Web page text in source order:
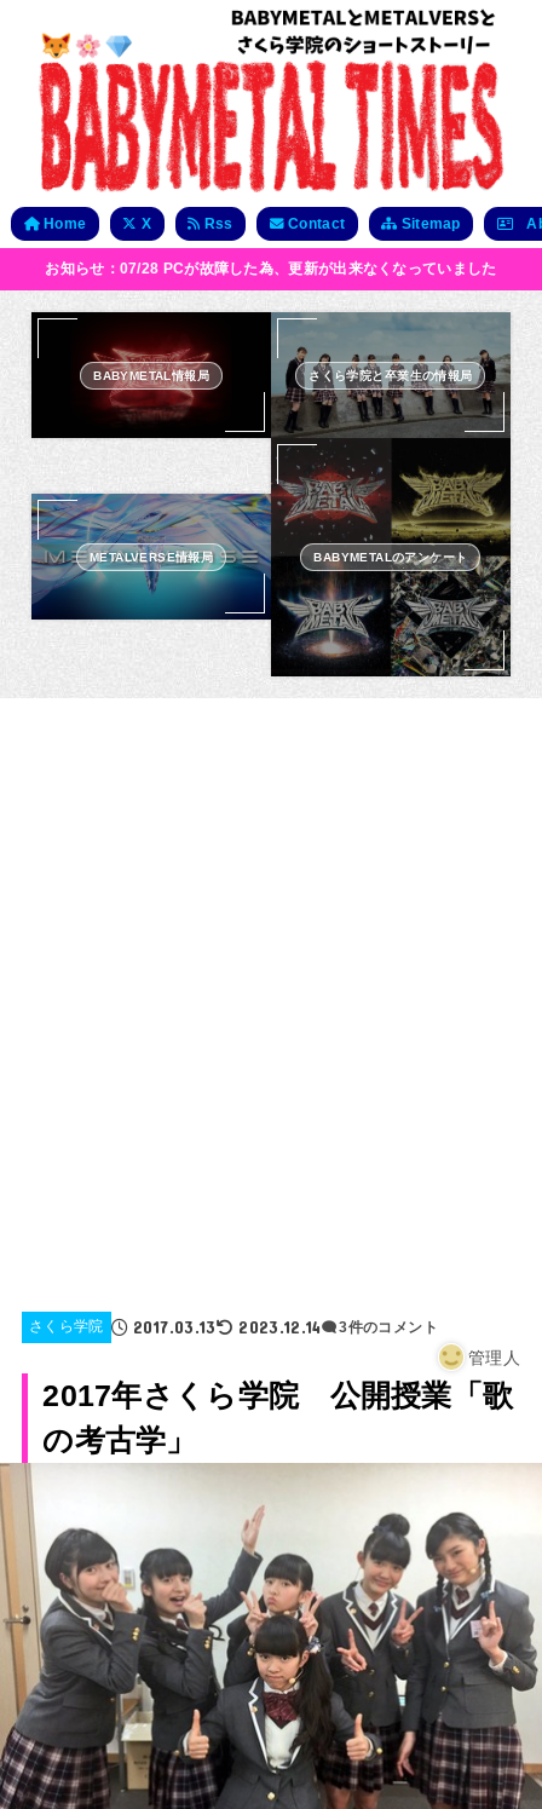
Home X Rss Contact Sitemap
お知らせ：07/28 PCが故障した為、更新が出来なくなっていました
BABYMETAL情報局 さくら学院と卒業生の情報局
METALVERSE情報局 BABYMETALのアンケート
さくら学院 2017.03.13 2023.12.14 3件のコメント
管理人
2017年さくら学院 公開授業「歌
の考古学」